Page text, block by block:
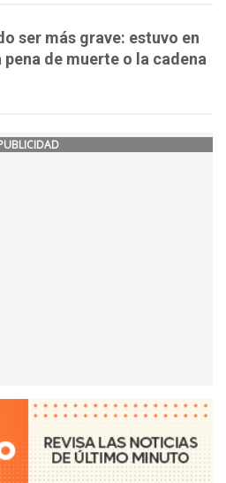
ser más grave: estuvo en
de muerte o la cadena